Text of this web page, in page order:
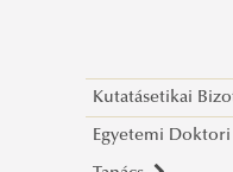
Kutatásetikai
Bemutatkozás
Egyetemi